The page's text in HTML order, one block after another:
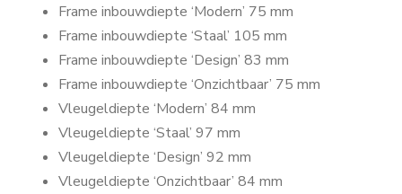
Frame inbouwdiepte ‘Modern’ 75 mm
Frame inbouwdiepte ‘Staal’ 105 mm
Frame inbouwdiepte ‘Design’ 83 mm
Frame inbouwdiepte ‘Onzichtbaar’ 75 mm
Vleugeldiepte ‘Modern’ 84 mm
Vleugeldiepte ‘Staal’ 97 mm
Vleugeldiepte ‘Design’ 92 mm
Vleugeldiepte ‘Onzichtbaar’ 84 mm